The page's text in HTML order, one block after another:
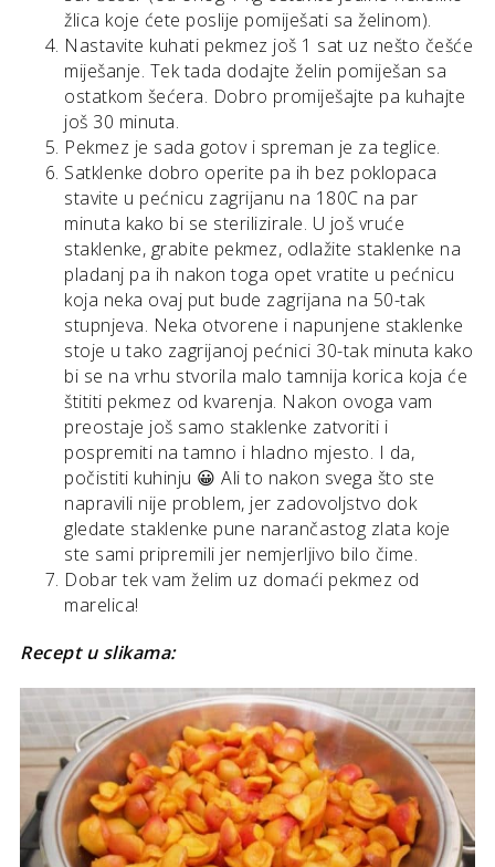
žlica koje ćete poslije pomiješati sa želinom).
Nastavite kuhati pekmez još 1 sat uz nešto češće
miješanje. Tek tada dodajte želin pomiješan sa
ostatkom šećera. Dobro promiješajte pa kuhajte
još 30 minuta.
Pekmez je sada gotov i spreman je za teglice.
Satklenke dobro operite pa ih bez poklopaca
stavite u pećnicu zagrijanu na 180C na par
minuta kako bi se sterilizirale. U još vruće
staklenke, grabite pekmez, odlažite staklenke na
pladanj pa ih nakon toga opet vratite u pećnicu
koja neka ovaj put bude zagrijana na 50-tak
stupnjeva. Neka otvorene i napunjene staklenke
stoje u tako zagrijanoj pećnici 30-tak minuta kako
bi se na vrhu stvorila malo tamnija korica koja će
štititi pekmez od kvarenja. Nakon ovoga vam
preostaje još samo staklenke zatvoriti i
pospremiti na tamno i hladno mjesto. I da,
počistiti kuhinju 😀 Ali to nakon svega što ste
napravili nije problem, jer zadovoljstvo dok
gledate staklenke pune narančastog zlata koje
ste sami pripremili jer nemjerljivo bilo čime.
Dobar tek vam želim uz domaći pekmez od
marelica!
Recept u slikama: